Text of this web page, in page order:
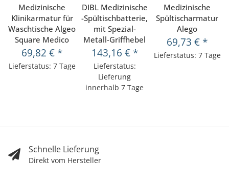
Medizinische
Klinikarmatur für
Waschtische Algeo
Square Medico
69,82 € *
Lieferstatus: 7 Tage
DIBL Medizinische
-Spültischbatterie,
mit Spezial-
Metall-Griffhebel
143,16 € *
Lieferstatus:
Lieferung
innerhalb 7 Tage
Medizinische
Spültischarmatur
Alego
69,73 € *
Lieferstatus: 7 Tage
Schnelle Lieferung
Direkt vom Hersteller